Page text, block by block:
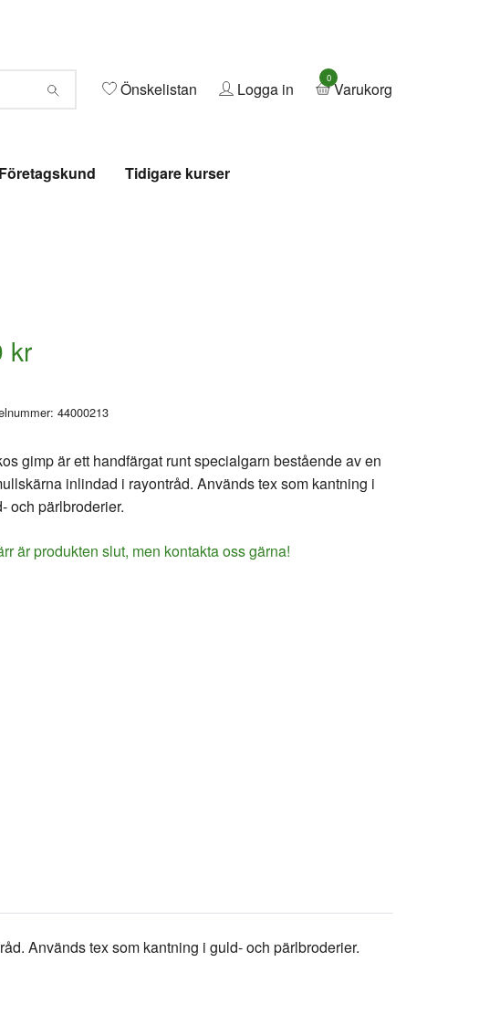
Önskelistan Logga in
0
Varukorg
Företagskund Tidigare kurser
kr
44000213
gimp är ett handfärgat runt specialgarn bestående av en
inlindad i rayontråd. Används tex som kantning i
och pärlbroderier.
är produkten slut, men kontakta oss gärna!
Används tex som kantning i guld- och pärlbroderier.